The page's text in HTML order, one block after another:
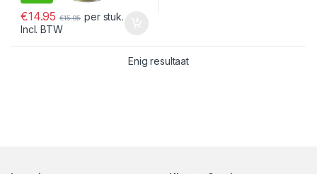
€14.95 €15.95 per stuk.
Incl. BTW
Enig resultaat